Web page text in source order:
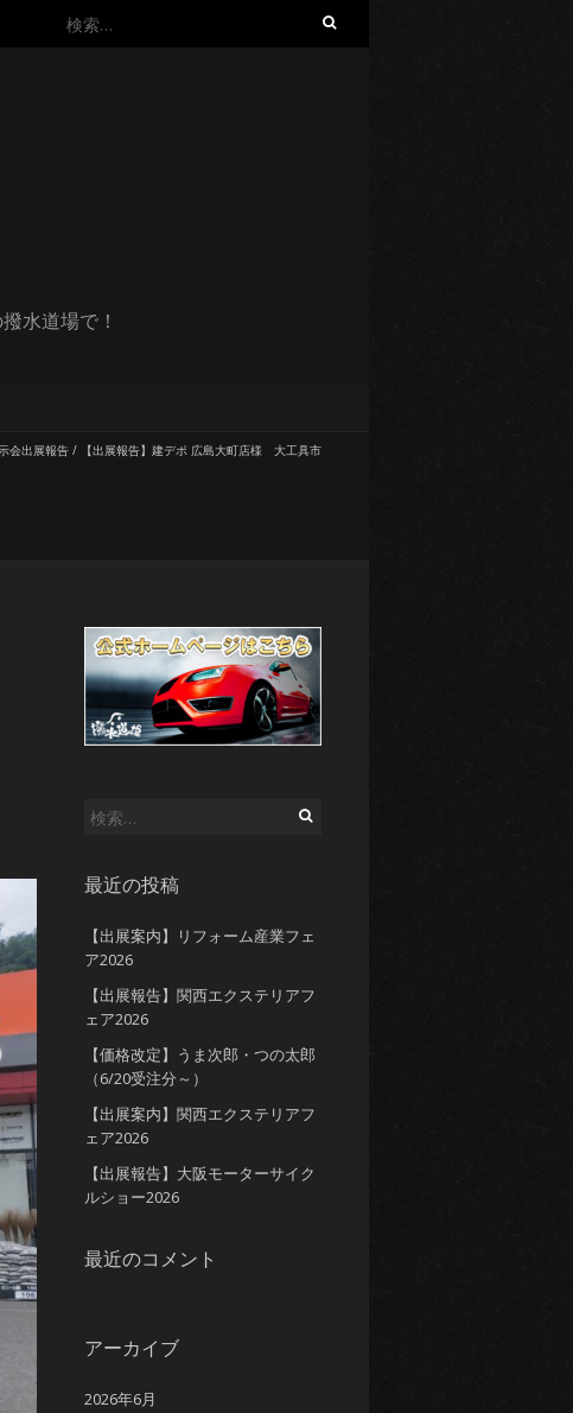
検
水道場で！
会出展報告 / 【出展報告】建デポ 広島大町店様 大工具市
検
最近の投稿
【出展案内】リフォーム産業フェ
ア2026
【出展報告】関西エクステリアフ
ェア2026
【価格改定】うま次郎・つの太郎
（6/20受注分～）
【出展案内】関西エクステリアフ
ェア2026
【出展報告】大阪モーターサイク
ルショー2026
最近のコメント
アーカイブ
2026年6月